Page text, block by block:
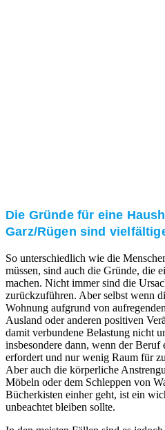
Die Gründe für eine
Garz/Rügen sind
So unterschiedlich wie die
müssen, sind auch die Gründe, die
machen. Nicht immer sind die
zurückzuführen. Aber selbst wenn
Wohnung aufgrund von
Ausland oder anderen positiven
damit verbundene Belastung nicht
insbesondere dann, wenn der
erfordert und nur wenig Raum für
Aber auch die körperliche
Möbeln oder dem Schleppen von
Bücherkisten einher geht, ist ein
unbeachtet bleiben sollte.